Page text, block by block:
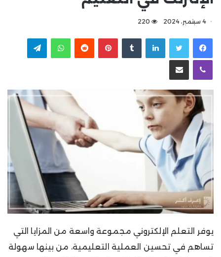
4 سبتمبر، 2024 220
لينكدإن بينتيريست واتسابتيلقرام
ڤايبر مشاركة عبر البريد
يوفر التعلم الإلكتروني مجموعة واسعة من المزايا التي
تساهم في تحسين العملية التعليمية، من بينها سهولة